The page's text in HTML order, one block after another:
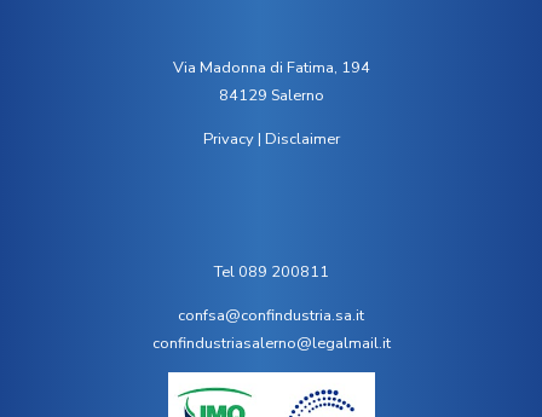
Via Madonna di Fatima, 194
84129 Salerno
Privacy| Disclaimer
Tel 089 200811
confsa@confindustria.sa.it
confindustriasalerno@legalmail.it